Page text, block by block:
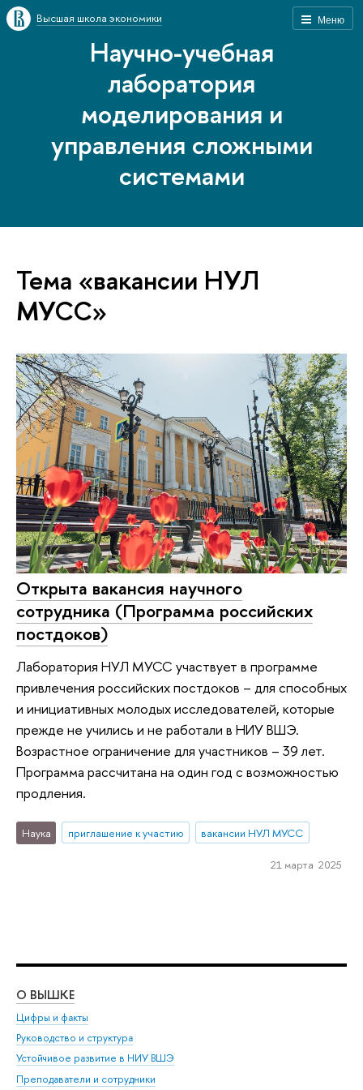
Меню
Высшая школа экономики
Научно-учебная
лаборатория
моделирования и
управления сложными
системами
Тема «вакансии НУЛ
МУСС»
Открыта вакансия научного
сотрудника (Программа российских
постдоков)
Лаборатория НУЛ МУСС участвует в программе
привлечения российских постдоков – для способных
и инициативных молодых исследователей, которые
прежде не учились и не работали в НИУ ВШЭ.
Возрастное ограничение для участников – 39 лет.
Программа рассчитана на один год с возможностью
продления.
Наука приглашение к участию вакансии НУЛ МУСС
21 марта 2025
О ВЫШКЕ
Цифры и факты
Руководство и структура
Устойчивое развитие в НИУ ВШЭ
Преподаватели и сотрудники